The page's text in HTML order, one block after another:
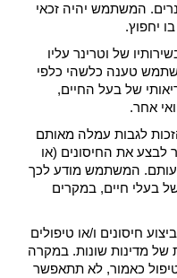
המשתמש יהיה זכאי
יחפוץ.
של וטרינר עליו
טענה כלשהי כלפי
של בעל החיים,
אחר.
לגבות עמלה מאותם
לבצע את החיסונים (או
המשתמש מודע לכך
של בעלי חיים, במקרים
חיסונים ו/או טיפולים
של מדינות שונות. במקרה
כאמור, לא תתאפשר